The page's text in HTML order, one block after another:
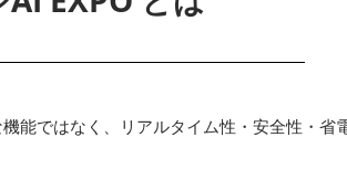
能ではなく、リアルタイム性・安全性・省